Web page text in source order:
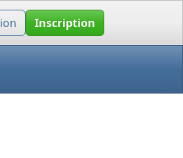
Inscription